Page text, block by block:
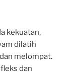
kekuatan,
dilatih
melompat.
dan